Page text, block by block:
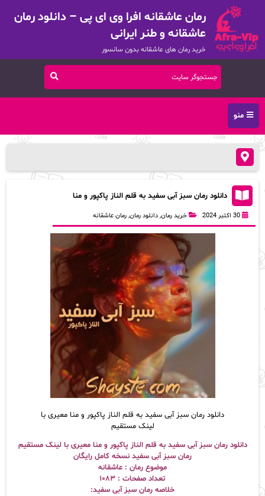
رمان عاشقانه افرا وی ای پی – دانلود رمان
عاشقانه و طنر ایرانی
خرید رمان های عاشقانه بدون سانسور
منو
دانلود رمان سبز آبی سفید به قلم الناز پاکپور‌ و منا
30 اکتبر 2024 خرید رمان, دانلود رمان, رمان عاشقانه
دانلود رمان سبز آبی سفید به قلم الناز پاکپور‌ و منا معیری با
لینک مستقیم
دانلود رمان سبز آبی سفید به قلم الناز پاکپور‌ و منا معیری با لینک مستقیم
رمان سبز آبی سفید نسخه کامل رایگان
موضوع رمان : عاشقانه
تعداد صفحات : ۱۰۸۳
خلاصه رمان سبز آبی سفید: